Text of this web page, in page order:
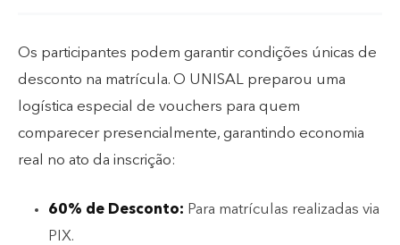
Os participantes podem garantir condições únicas de
desconto na matrícula. O UNISAL preparou uma
logística especial de vouchers para quem
comparecer presencialmente, garantindo economia
real no ato da inscrição:
60% de Desconto: Para matrículas realizadas via
PIX.